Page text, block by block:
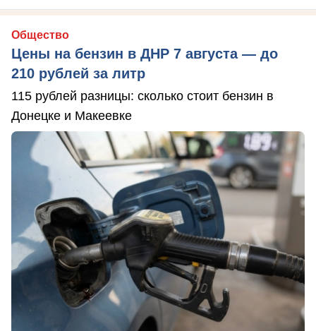
Общество
Цены на бензин в ДНР 7 августа — до
210 рублей за литр
115 рублей разницы: сколько стоит бензин в
Донецке и Макеевке